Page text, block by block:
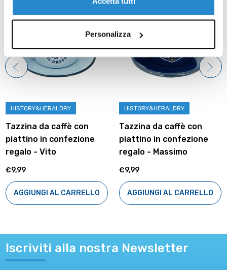
Personalizza
HISTORY&HERALDRY
Tazzina da caffè con
piattino in confezione
regalo - Vito
€9,99
AGGIUNGI AL CARRELLO
HISTORY&HERALDRY
Tazzina da caffè con
piattino in confezione
regalo - Massimo
€9,99
AGGIUNGI AL CARRELLO
Iscriviti alla nostra Newsletter